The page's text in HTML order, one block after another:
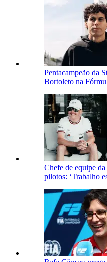
Pentacampeão da
Bortoleto na
Chefe de equipe
pilotos: ‘Trabalho